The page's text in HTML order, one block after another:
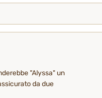
"Alyssa" un
da due